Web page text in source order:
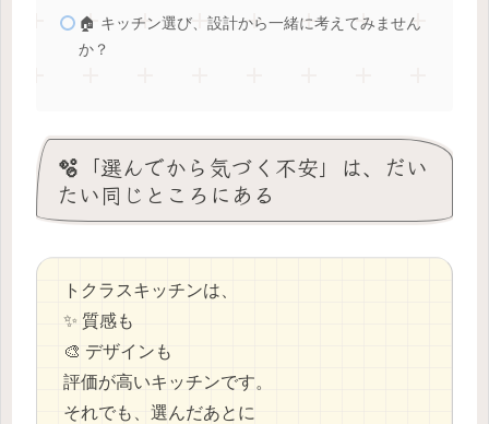
🏠 キッチン選び、設計から一緒に考えてみません
か？
🫧「選んでから気づく不安」は、だい
たい同じところにある
トクラスキッチンは、
✨ 質感も
🎨 デザインも
評価が高いキッチンです。
それでも、選んだあとに